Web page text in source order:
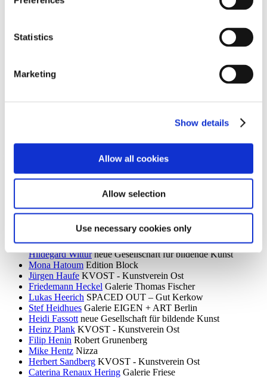
Statistics
Marketing
Show details
Allow all cookies
Allow selection
Use necessary cookies only
Monika Grabuschnigg
SPACED OUT – Gut Kerkow
Isabelle Graeff
Martin Groß
Kunstraum Kreuzberg/Bethanien
KVOST - Kunstverein Ost
Robert Haas Haus am Waldsee
Galerie Nordenhake
Villa Schöningen
Richard Hamilton Edition Block
KVOST - Kunstverein Ost
Harald Krainer, Lutz Marx, Herbert Meyer, Veronika Patzuda,
Hildegard Wittur neue Gesellschaft für bildende Kunst
Mona Hatoum Edition Block
Jürgen Haufe KVOST - Kunstverein Ost
Friedemann Heckel Galerie Thomas Fischer
Lukas Heerich SPACED OUT – Gut Kerkow
Stef Heidhues Galerie EIGEN + ART Berlin
Heidi Fassott neue Gesellschaft für bildende Kunst
Heinz Plank KVOST - Kunstverein Ost
Filip Henin Robert Grunenberg
Mike Hentz Nizza
Herbert Sandberg KVOST - Kunstverein Ost
Caterina Renaux Hering Galerie Friese